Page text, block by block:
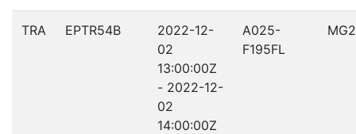
TRA EPTR54B
2022-12-
02
13:00:00Z
- 2022-12-
02
14:00:00Z
A025-
F195FL